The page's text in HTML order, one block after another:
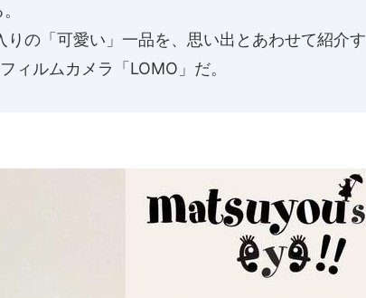
りの「可愛い」一品を、思い出とあわせて紹介す
ィルムカメラ「LOMO」だ。